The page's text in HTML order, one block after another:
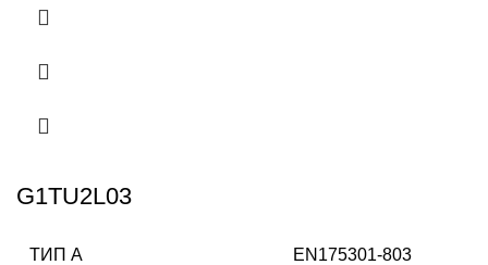
G1TU2L03
ТИП А EN175301-803